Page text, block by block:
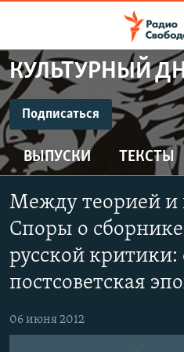
упрощенного
доступа
Вернуться
к
основному
содержанию
Вернутся
главной
навигации
поиску
ПРОГРАММЫ
ПОДКАСТЫ
АВТОРСКИЕ ПРОЕКТЫ
ЦИТАТЫ СВОБОДЫ
МНЕНИЯ
КУЛЬТУРА
IDEL.РЕАЛИИ
КАВКАЗ.РЕАЛИИ
СИБИРЬ.РЕАЛИИ
КУЛЬТУРНЫЙ
Подписаться
ВЫПУСКИ ТЕКСТЫ
Между теорией и
Споры о
русской критики:
постсоветская
06 июня 2012